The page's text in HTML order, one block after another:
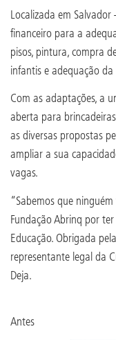
Localizada em
financeiro para a
pisos, pintura, compra
infantis e adequação
Com as adaptações, a
aberta para
as diversas propostas
ampliar a sua
vagas.
“Sabemos que
Fundação Abrinq por
Educação. Obrigada
representante legal da
Deja.
Antes